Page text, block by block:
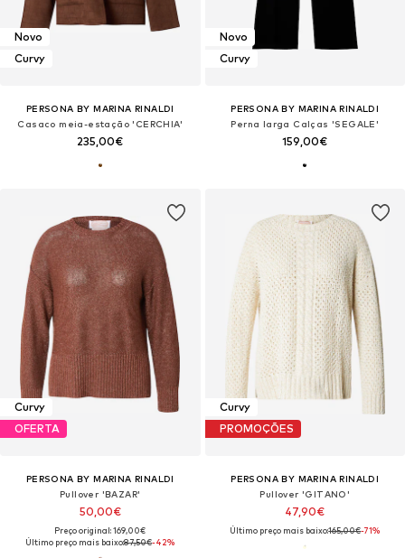
Novo
Curvy
PERSONA BY MARINA RINALDI
Casaco meia-estação 'CERCHIA'
235,00€
Novo
Curvy
PERSONA BY MARINA RINALDI
Perna larga Calças 'SEGALE'
159,00€
Curvy
OFERTA
PERSONA BY MARINA RINALDI
Pullover 'BAZAR'
50,00€
Preço original: 169,00€
Último preço mais baixo:87,50€-42%
Curvy
PROMOÇÕES
PERSONA BY MARINA RINALDI
Pullover 'GITANO'
47,90€
Último preço mais baixo:165,00€-71%